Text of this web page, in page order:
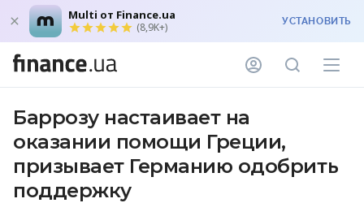
Multi от Finance.ua
(8,9K+) УСТАНОВИТЬ
Баррозу настаивает на
оказании помощи Греции,
призывает Германию одобрить
поддержку